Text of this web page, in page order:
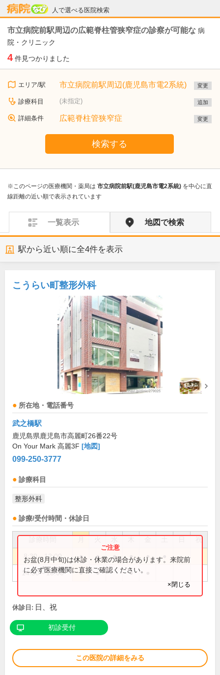
人で選べる医院検索
病院なび
市立病院前駅周辺の広範脊柱管狭窄症の診察が可能な 病
院・クリニック
4 件見つかりました
エリア/駅 市立病院前駅周辺(鹿児島市電2系統) 変更
診療科目 (未指定) 追加
詳細条件 広範脊柱管狭窄症 変更
検索する
※このページの医療機関・薬局は 市立病院前駅(鹿児島市電2系統) を中心に直
線距離の近い順で表示されています
一覧表示 地図で検索
駅から近い順に全4件を表示
こうらい町整形外科
所在地・電話番号
武之橋駅
鹿児島県鹿児島市高麗町26番22号
On Your Mark 高麗3F [地図]
099-250-3777
診療科目
整形外科
診療/受付時間・休診日
祝
8:30～12:00 ● ● ● ● ●
14:30～18:00 ● ● ●
お盆(8月中旬)は休診・休業の場合があります。来院前
に必ず医療機関に直接ご確認ください。
×閉じる
休診日: 日、祝
初診受付
この医院の詳細をみる